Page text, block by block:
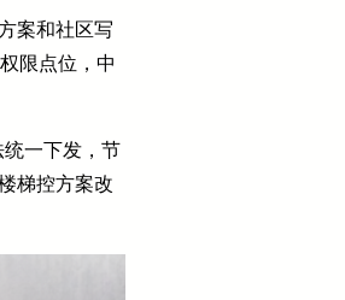
案和社区写
限点位，中
一下发，节
梯控方案改